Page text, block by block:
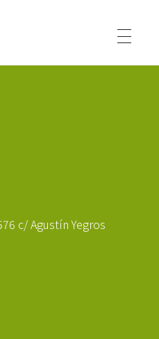
c/ Agustín Yegros